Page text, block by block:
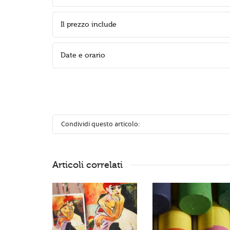
Il prezzo include
Date e orario
Condividi questo articolo:
Articoli correlati